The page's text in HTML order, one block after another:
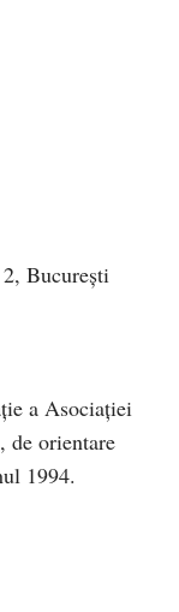
București
a Asociaţiei
de orientare
1994.